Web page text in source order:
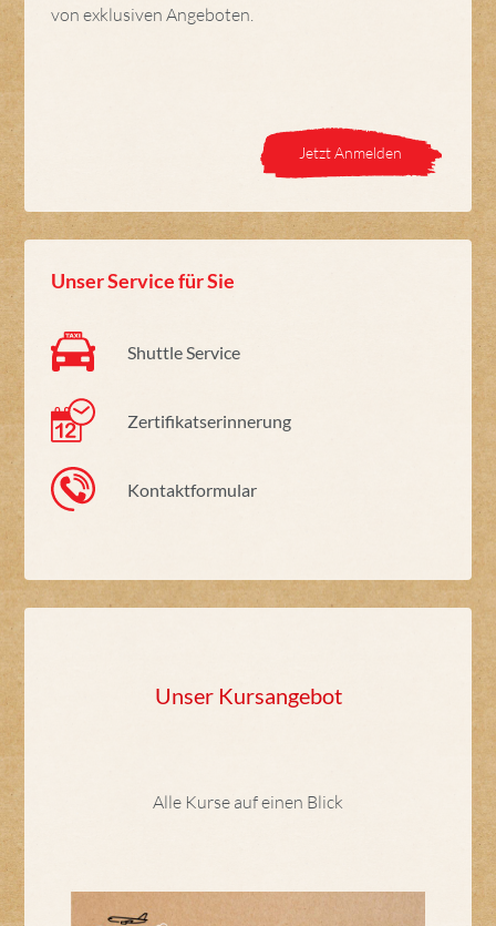
von exklusiven Angeboten.
Jetzt Anmelden
Unser Service für Sie
Shuttle Service
Zertifikatserinnerung
Kontaktformular
Unser Kursangebot
Alle Kurse auf einen Blick